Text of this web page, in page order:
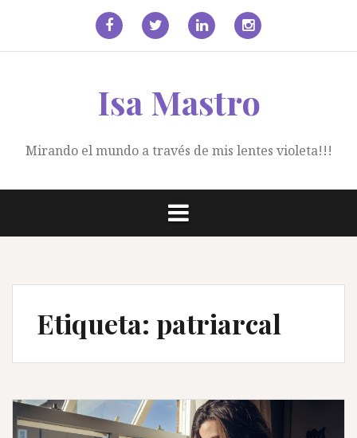
facebookTwitter LinkedinInstagram
Isa Mastro
Mirando el mundo a través de mis lentes violeta!!!
Etiqueta: patriarcal